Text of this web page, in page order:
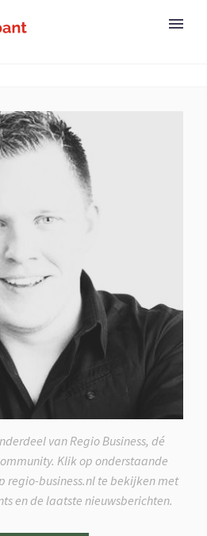
van Regio Business, dé
Klik op onderstaande
regio-business.nl te bekijken met
en de laatste nieuwsberichten.